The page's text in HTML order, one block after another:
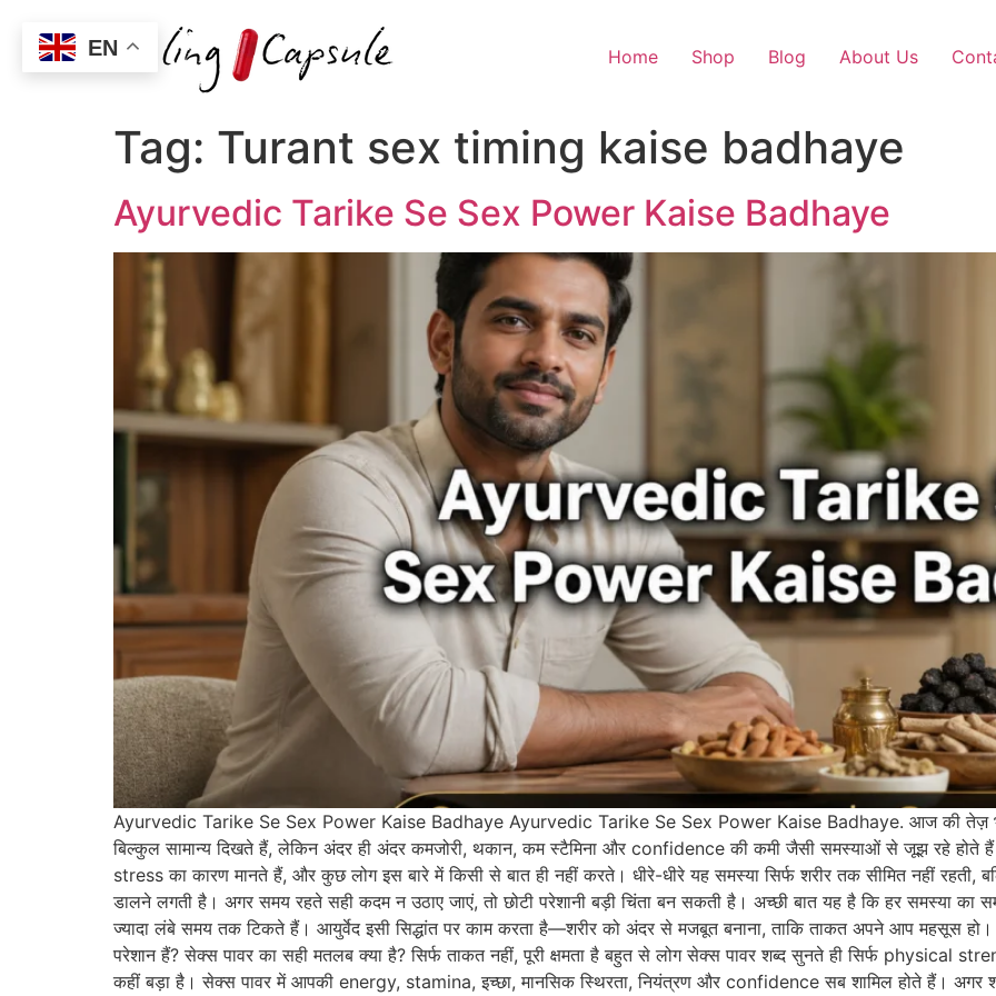
Home Shop Blog About Us
Tag: Turant sex timing kaise badhaye
Ayurvedic Tarike Se Sex Power Kaise Badhaye
Ayurvedic Tarike Se Sex Power Kaise Badhaye Ayurvedic Tarike Se Sex Power Kaise Badhaye. आज की तेज़
बिल्कुल सामान्य दिखते हैं, लेकिन अंदर ही अंदर कमजोरी, थकान, कम स्टैमिना और confidence की कमी जैसी समस्याओं से जूझ रहे
stress का कारण मानते हैं, और कुछ लोग इस बारे में किसी से बात ही नहीं करते। धीरे-धीरे यह समस्या सिर्फ शरीर तक सीमित नहीं रहती,
डालने लगती है। अगर समय रहते सही कदम न उठाए जाएं, तो छोटी परेशानी बड़ी चिंता बन सकती है। अच्छी बात यह है कि हर समस्या का
ज्यादा लंबे समय तक टिकते हैं। आयुर्वेद इसी सिद्धांत पर काम करता है—शरीर को अंदर से मजबूत बनाना, ताकि ताकत अपने आप महसूस
परेशान हैं? सेक्स पावर का सही मतलब क्या है? सिर्फ ताकत नहीं, पूरी क्षमता है बहुत से लोग सेक्स पावर शब्द सुनते ही सिर्फ physical
कहीं बड़ा है। सेक्स पावर में आपकी energy, stamina, इच्छा, मानसिक स्थिरता, नियंत्रण और confidence सब शामिल होते हैं। अगर
EN